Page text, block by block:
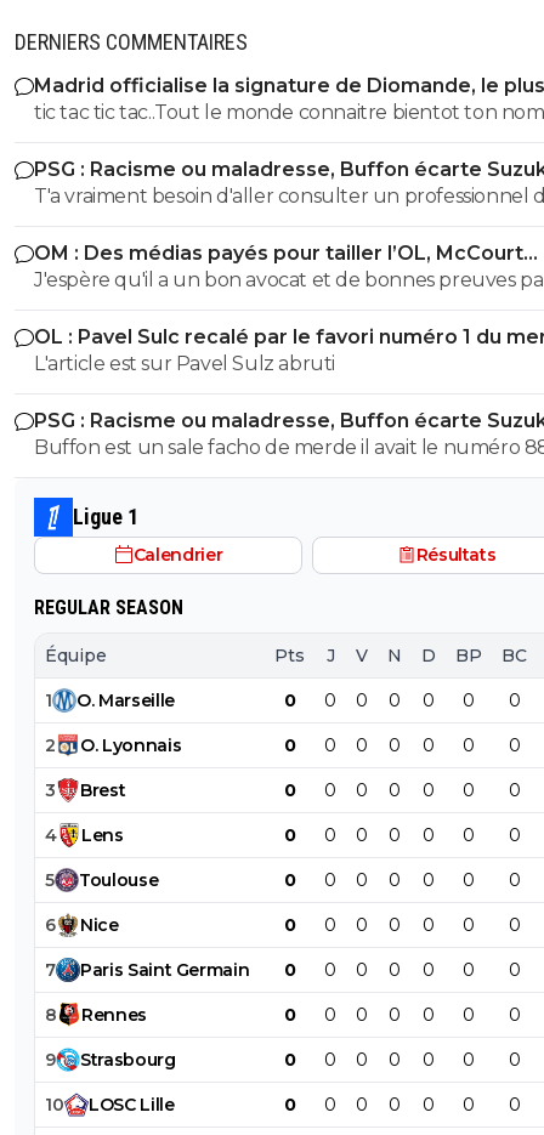
DERNIERS COMMENTAIRES
Madrid officialise la signature de Diomande, le
transfert de son histoire
tic tac tic tac..Tout le monde connaitre bientot ton nom
prénom et adresse !! tu avais été prévenu... tu continue
ton mariolle ! faudra pas que tu viennes chialer
dernière fois gros bouffon et assumer pour une fois
vie petit provocateur
PSG : Racisme ou maladresse, Buffon écarte
T'a vraiment besoin d'aller consulter un professionnel
santé...tu vois des fachos partout toi gros malade mdr
OM : Des médias payés pour tailler l’OL, McCourt
accusé
J'espère qu'il a un bon avocat et de bonnes preuves
qu'il va vite exploser en vol avec ses différentes
OL : Pavel Sulc recalé par le favori numéro 1 du
L'article est sur Pavel Sulz abruti
PSG : Racisme ou maladresse, Buffon écarte
Buffon est un sale facho de merde il avait le numéro
cetait pas un hasard...
Ligue 1
Calendrier Résultats
REGULAR SEASON
Équipe Pts J V N D BP BC
1 O. Marseille 0 0 0 0 0 0 0
2 O. Lyonnais 0 0 0 0 0 0 0
3 Brest 0 0 0 0 0 0 0
4 Lens 0 0 0 0 0 0 0
5 Toulouse 0 0 0 0 0 0 0
6 Nice 0 0 0 0 0 0 0
7 Paris Saint Germain 0 0 0 0 0 0 0
8 Rennes 0 0 0 0 0 0 0
9 Strasbourg 0 0 0 0 0 0 0
10 LOSC Lille 0 0 0 0 0 0 0